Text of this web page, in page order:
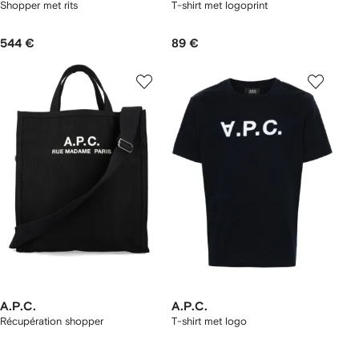
Shopper met rits
544 €
T-shirt met logoprint
89 €
A.P.C.
Récupération shopper
A.P.C.
T-shirt met logo